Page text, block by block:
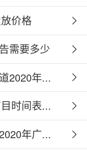
价格
需要多少
2020年...
时间表...
年广...